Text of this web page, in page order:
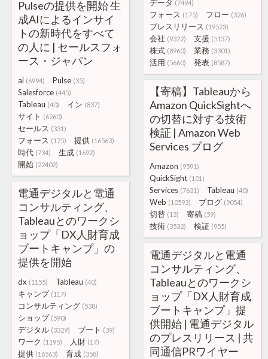
データ (7494)
フォース (175) フロー (326)
プレスリリース (19523)
会社 (9322) 支援 (5137)
株式 (8960) 業務 (3301)
活用 (5660) 発表 (8587)
Pulseの提供を開始 生
成AIによるインサイ
トの新時代をすべて
の人に | セールスフォ
ース・ジャパン
ai (6994) Pulse (35)
Salesforce (445)
Tableau (40) イン (837)
サイト (6260)
セールス (331)
フォース (175) 提供 (16563)
時代 (734) 生成 (1692)
開始 (22402)
【寄稿】Tableauから
Amazon QuickSightへ
の切替に対する技術
検証 | Amazon Web
Services ブログ
Amazon (9591)
QuickSight (101)
Services (7631) Tableau (40)
Web (10593) ブログ (9054)
切替 (13) 寄稿 (59)
技術 (3532) 検証 (955)
電通デジタルと電通
コンサルティング、
Tableauとのワークシ
ョップ「DX人財育成
ブートキャンプ」の
提供を開始
dx (1155) Tableau (40)
キャンプ (117)
コンサルティング (538)
ショップ (590)
デジタル (3329) ブート (39)
ワーク (1195) 人財 (17)
提供 (16563) 育成 (358)
電通デジタルと電通
コンサルティング、
Tableauとのワークシ
ョップ「DX人財育成
ブートキャンプ」提
供開始 | 電通デジタル
のプレスリリース | 共
同通信PRワイヤー